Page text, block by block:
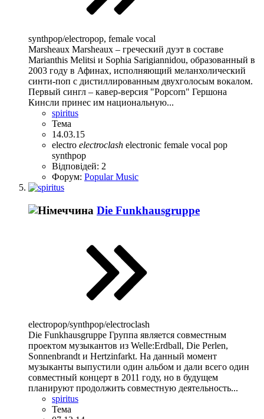
synthpop/electropop, female vocal
Marsheaux Marsheaux – греческий дуэт в составе
Marianthis Melitsi и Sophia Sarigiannidou, образованный в
2003 году в Афинах, исполняющий меланхолический
синти-поп с дистиллированным двухголосым вокалом.
Первый сингл – кавер-версия "Popcorn" Гершона
Кинсли принес им национальную...
spiritus
Тема
14.03.15
electro electroclash electronic female vocal pop
synthpop
Відповідей: 2
Форум: Popular Music
Die Funkhausgruppe
electropop/synthpop/electroclash
Die Funkhausgruppe Группа является совместным
проектом музыкантов из Welle:Erdball, Die Perlen,
Sonnenbrandt и Hertzinfarkt. На данный момент
музыканты выпустили один альбом и дали всего один
совместный концерт в 2011 году, но в будущем
планируют продолжить совместную деятельность...
spiritus
Тема